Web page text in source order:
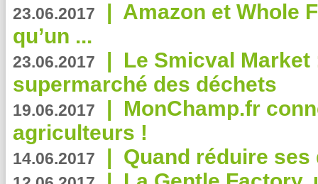
23.06.2017 | Amazon et Whole
qu’un ...
23.06.2017 | Le Smicval
supermarché des déchets
19.06.2017 | MonChamp.fr
agriculteurs !
14.06.2017 | Quand réduire